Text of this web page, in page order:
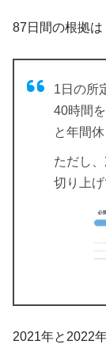
87日間の根拠は
1日の所
40時間
と年間
ただし
切り上げ
2021年と2022